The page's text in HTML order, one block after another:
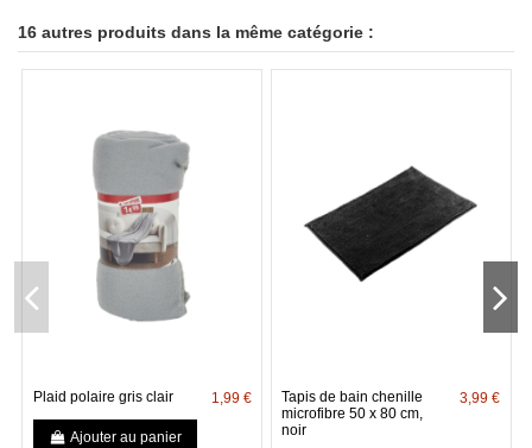
16 autres produits dans la même catégorie :
Plaid polaire gris clair 1,99 €
Ajouter au panier
Tapis de bain chenille
microfibre 50 x 80 cm,
noir
3,99 €